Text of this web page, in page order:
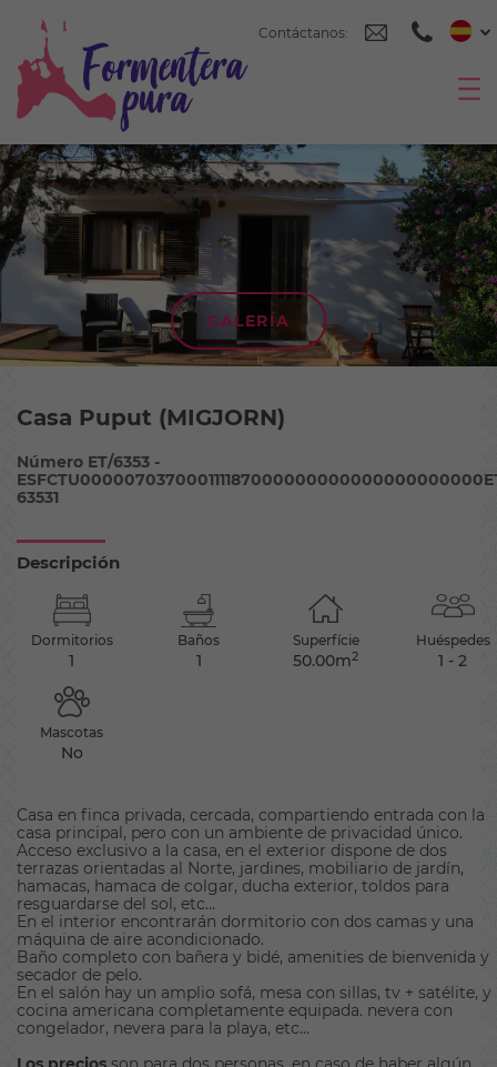
Contáctanos:
GALERÍA
Casa Puput (MIGJORN)
Número ET/6353 -
63531
Descripción
Dormitorios
1
Baños
1
Superfície
50.00m2
Huéspedes
1 - 2
Mascotas
No
Casa en finca privada, cercada, compartiendo entrada con la
casa principal, pero con un ambiente de privacidad único.
Acceso exclusivo a la casa, en el exterior dispone de dos
terrazas orientadas al Norte, jardines, mobiliario de jardín,
hamacas, hamaca de colgar, ducha exterior, toldos para
resguardarse del sol, etc...
En el interior encontrarán dormitorio con dos camas y una
máquina de aire acondicionado.
Baño completo con bañera y bidé, amenities de bienvenida y
secador de pelo.
En el salón hay un amplio sofá, mesa con sillas, tv + satélite, y
cocina americana completamente equipada. nevera con
congelador, nevera para la playa, etc...